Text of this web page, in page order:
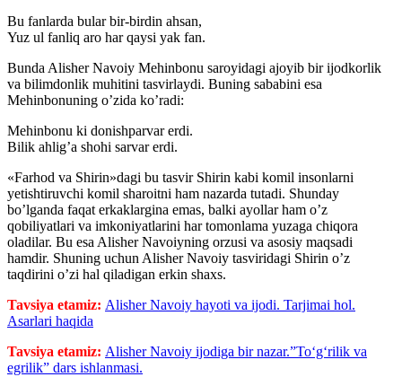
Bu fanlarda bular bir-birdin ahsan,
Yuz ul fanliq aro har qaysi yak fan.
Bunda Alisher Navoiy Mehinbonu saroyidagi ajoyib bir ijodkorlik
va bilimdonlik muhitini tasvirlaydi. Buning sababini esa
Mehinbonuning o’zida ko’radi:
Mehinbonu ki donishparvar erdi.
Bilik ahlig’a shohi sarvar erdi.
«Farhod va Shirin»dagi bu tasvir Shirin kabi komil insonlarni
yetishtiruvchi komil sharoitni ham nazarda tutadi. Shunday
bo’lganda faqat erkaklargina emas, balki ayollar ham o’z
qobiliyatlari va imkoniyatlarini har tomonlama yuzaga chiqora
oladilar. Bu esa Alisher Navoiyning orzusi va asosiy maqsadi
hamdir. Shuning uchun Alisher Navoiy tasviridagi Shirin o’z
taqdirini o’zi hal qiladigan erkin shaxs.
Tavsiya etamiz: Alisher Navoiy hayoti va ijodi. Tarjimai hol.
Asarlari haqida
Tavsiya etamiz: Alisher Navoiy ijodiga bir nazar.”To‘g‘rilik va
egrilik” dars ishlanmasi.